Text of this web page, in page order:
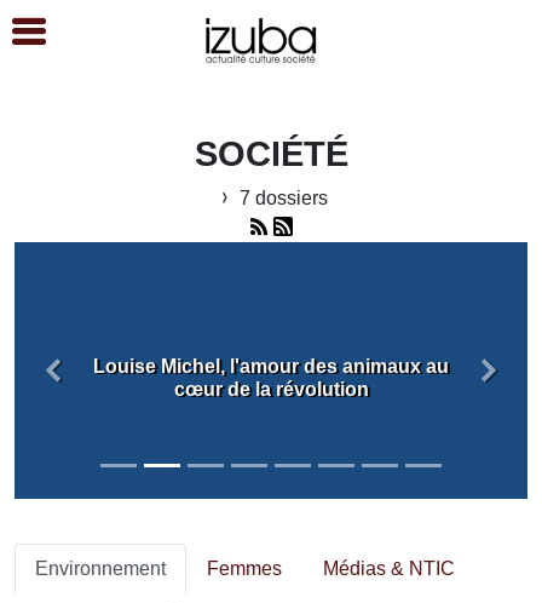
SOCIÉTÉ
7 dossiers
Louise Michel, l'amour des animaux au
cœur de la révolution
Précédent
Environnement Femmes Médias & NTIC